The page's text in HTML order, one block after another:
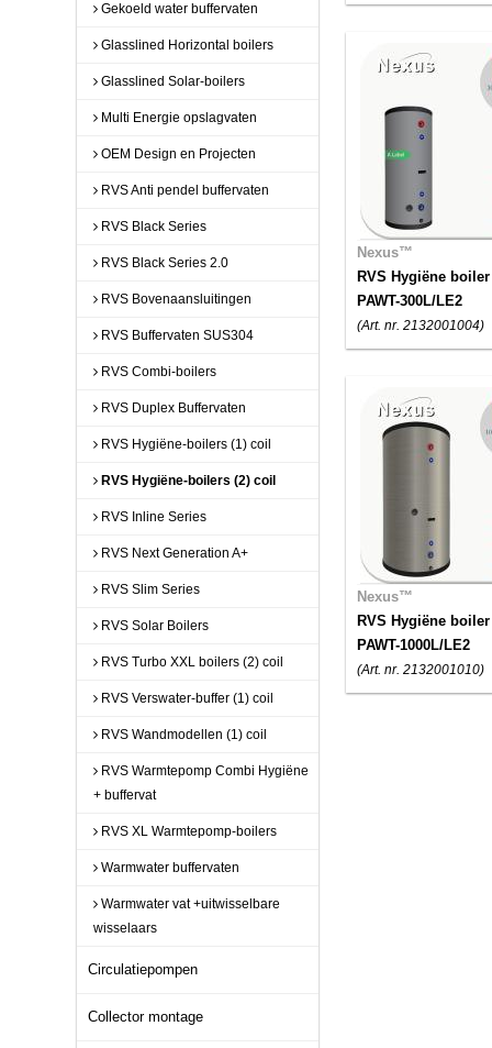
Gekoeld water buffervaten
Glasslined Horizontal boilers
Glasslined Solar-boilers
Multi Energie opslagvaten
OEM Design en Projecten
RVS Anti pendel buffervaten
RVS Black Series
RVS Black Series 2.0
RVS Bovenaansluitingen
RVS Buffervaten SUS304
RVS Combi-boilers
RVS Duplex Buffervaten
RVS Hygiëne-boilers (1) coil
RVS Hygiëne-boilers (2) coil
RVS Inline Series
RVS Next Generation A+
RVS Slim Series
RVS Solar Boilers
RVS Turbo XXL boilers (2) coil
RVS Verswater-buffer (1) coil
RVS Wandmodellen (1) coil
RVS Warmtepomp Combi Hygiëne
+ buffervat
RVS XL Warmtepomp-boilers
Warmwater buffervaten
Warmwater vat +uitwisselbare
wisselaars
Circulatiepompen
Collector montage
Nexus™
RVS Hygiëne boiler
PAWT-300L/LE2
(Art. nr. 2132001004)
Nexus™
RVS Hygiëne boiler
PAWT-1000L/LE2
(Art. nr. 2132001010)